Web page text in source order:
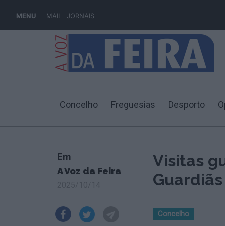
MENU MAIL JORNAIS
Concelho Freguesias Desporto
Em
A Voz da Feira
Visitas
Concelho